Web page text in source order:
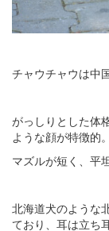
チャウチャウは中
がっしりとした体
ような顔が特徴的。
マズルが短く、平
北海道犬のような
ており、耳は立ち